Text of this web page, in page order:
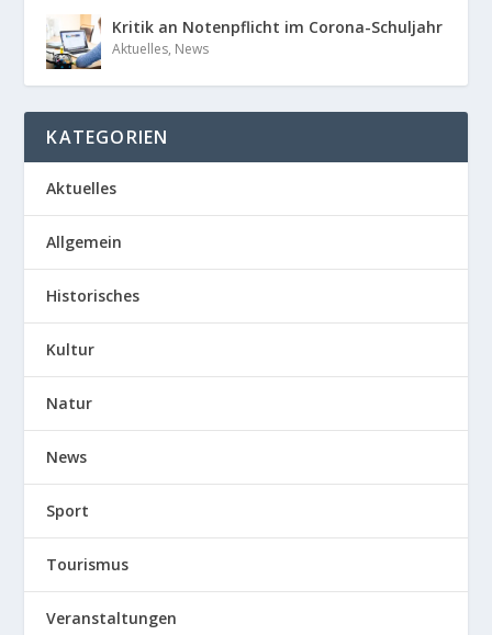
Kritik an Notenpflicht im Corona-Schuljahr
Aktuelles, News
KATEGORIEN
Aktuelles
Allgemein
Historisches
Kultur
Natur
News
Sport
Tourismus
Veranstaltungen